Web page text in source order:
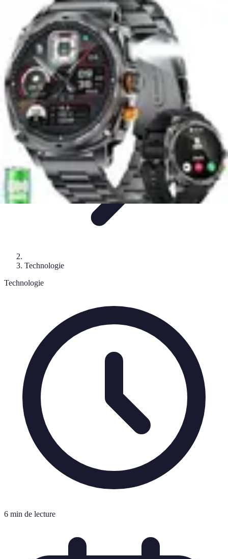
Défis et Découvertes
Innovation DurableÉducation et ApprentissageInnovation
Bien-être Technologie et Innovation
Défis et Découvertes
Technologie
Technologie
6 min de lecture